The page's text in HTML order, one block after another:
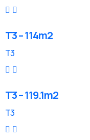
T3 – 114m2
T3
T3 – 119.1m2
T3